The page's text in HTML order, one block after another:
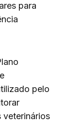
para
pelo
veterinários